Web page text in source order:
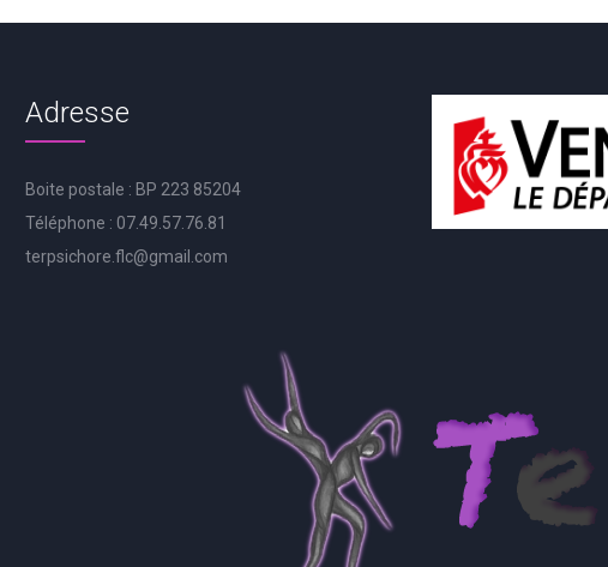
Adresse
Boite postale : BP 223 85204
Téléphone : 07.49.57.76.81
terpsichore.flc@gmail.com